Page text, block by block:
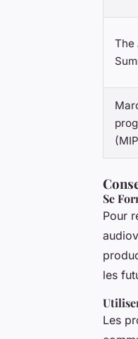
The
Se
Pour
les
Les